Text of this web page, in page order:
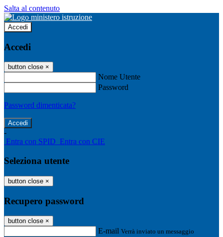
Salta al contenuto
Accedi
Accedi
button close ×
Nome Utente
Password
Password dimenticata?
-
Entra con SPID Entra con CIE
Seleziona utente
button close ×
Recupero password
button close ×
E-mail Verrà inviato un messaggio